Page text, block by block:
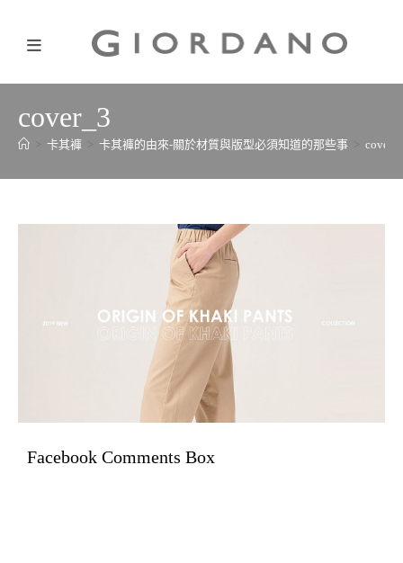
cover_3
卡其褲 卡其褲的由來-關於材質與版型必須知道的那些事
Facebook Comments Box